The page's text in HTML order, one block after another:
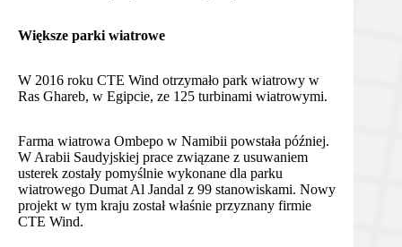
Większe parki wiatrowe
W 2016 roku CTE Wind otrzymało park wiatrowy w
Ras Ghareb, w Egipcie, ze 125 turbinami wiatrowymi.
Farma wiatrowa Ombepo w Namibii powstała później.
W Arabii Saudyjskiej prace związane z usuwaniem
usterek zostały pomyślnie wykonane dla parku
wiatrowego Dumat Al Jandal z 99 stanowiskami. Nowy
projekt w tym kraju został właśnie przyznany firmie
CTE Wind.